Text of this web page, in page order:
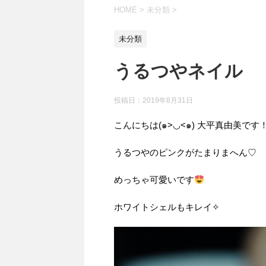
HOME > 未分類 >
未分類
うるつやネイル
投稿日： 2019年8月31日
こんにちは(๑>◡<๑) 大平真由美です
うるつやのピンクがたまりまへん♡
めっちゃ可愛いです
ホワイトシェルもキレイ✧